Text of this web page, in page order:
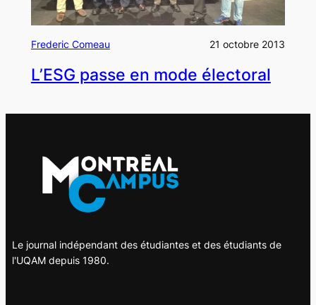
Frederic Comeau 21 octobre 2013
L’ESG passe en mode électoral
Le journal indépendant des étudiantes et des étudiants de
l'UQAM depuis 1980.